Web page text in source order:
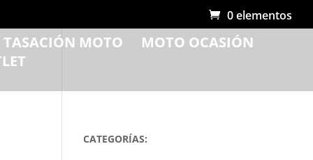
0 elementos
TASACIÓN MOTO
MOTO OCASIÓN
CATEGORÍAS: